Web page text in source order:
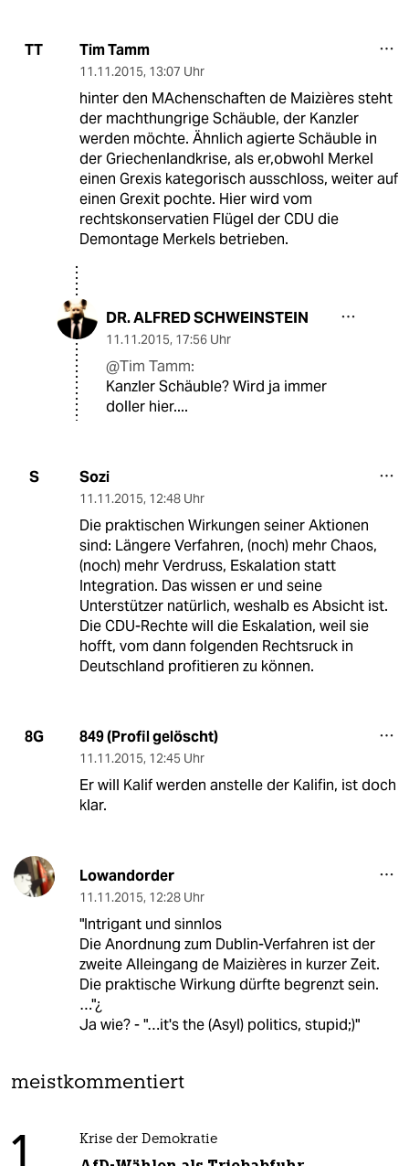
TT Tim Tamm
11.11.2015, 13:07 Uhr
hinter den MAchenschaften de Maizières steht
der machthungrige Schäuble, der Kanzler
werden möchte. Ähnlich agierte Schäuble in
der Griechenlandkrise, als er,obwohl Merkel
einen Grexis kategorisch ausschloss, weiter auf
einen Grexit pochte. Hier wird vom
rechtskonservatien Flügel der CDU die
Demontage Merkels betrieben.
DR. ALFRED SCHWEINSTEIN
11.11.2015, 17:56 Uhr
@Tim Tamm:
Kanzler Schäuble? Wird ja immer
doller hier....
S Sozi
11.11.2015, 12:48 Uhr
Die praktischen Wirkungen seiner Aktionen
sind: Längere Verfahren, (noch) mehr Chaos,
(noch) mehr Verdruss, Eskalation statt
Integration. Das wissen er und seine
Unterstützer natürlich, weshalb es Absicht ist.
Die CDU-Rechte will die Eskalation, weil sie
hofft, vom dann folgenden Rechtsruck in
Deutschland profitieren zu können.
8G 849 (Profil gelöscht)
11.11.2015, 12:45 Uhr
Er will Kalif werden anstelle der Kalifin, ist doch
klar.
Lowandorder
11.11.2015, 12:28 Uhr
"Intrigant und sinnlos
Die Anordnung zum Dublin-Verfahren ist der
zweite Alleingang de Maizières in kurzer Zeit.
Die praktische Wirkung dürfte begrenzt sein.
…"¿
Ja wie? - "…it's the (Asyl) politics, stupid;)"
meistkommentiert
Krise der Demokratie